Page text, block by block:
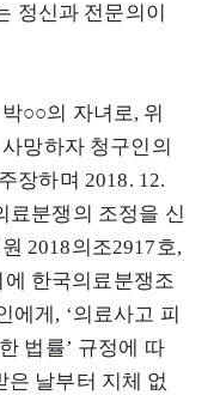
정신과 전문의이
○○의 자녀로, 위
망하자 청구인의
장하며 2018. 12.
료분쟁의 조정을 신
2018의조2917호,
에 한국의료분쟁조
에게, ‘의료사고 피
법률’ 규정에 따
날부터 지체 없